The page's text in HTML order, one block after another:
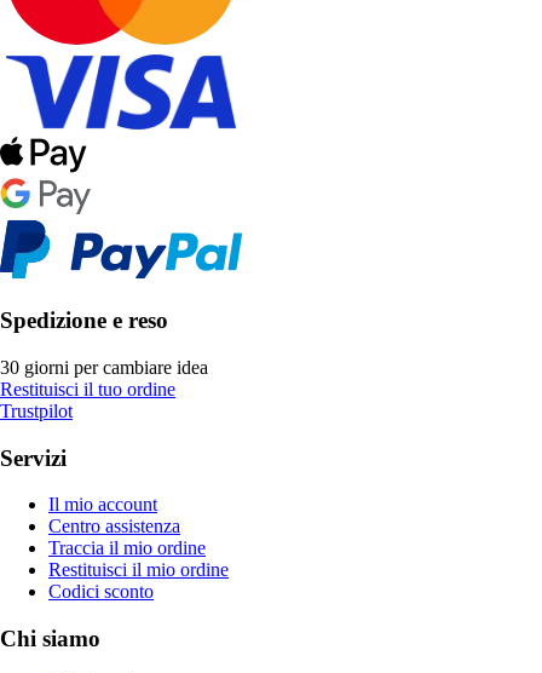
Spedizione e reso
30 giorni per cambiare idea
Restituisci il tuo ordine
Trustpilot
Servizi
Il mio account
Centro assistenza
Traccia il mio ordine
Restituisci il mio ordine
Codici sconto
Chi siamo